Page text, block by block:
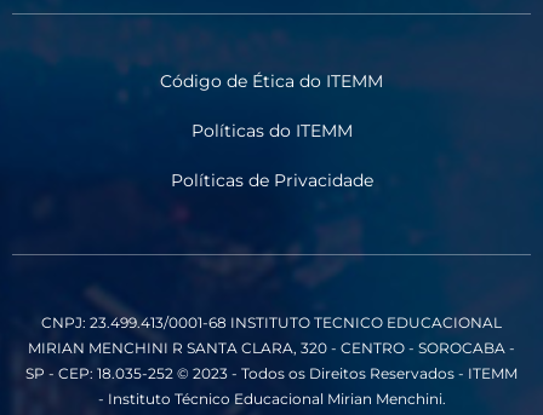
Código de Ética do ITEMM
Políticas do ITEMM
Políticas de Privacidade
CNPJ: 23.499.413/0001-68 INSTITUTO TECNICO EDUCACIONAL
MIRIAN MENCHINI R SANTA CLARA, 320 - CENTRO - SOROCABA -
SP - CEP: 18.035-252 © 2023 - Todos os Direitos Reservados - ITEMM
- Instituto Técnico Educacional Mirian Menchini.